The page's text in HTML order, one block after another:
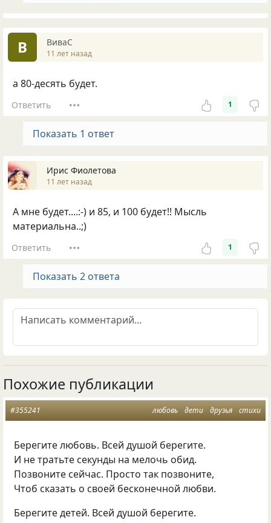
В ВиваС
11 лет назад
а 80-десять будет.
Ответить 1
Показать 1 ответ
Ирис Фиолетова
11 лет назад
А мне будет....:-) и 85, и 100 будет!! Мысль
материальна..;)
Ответить 1
Показать 2 ответа
Похожие публикации
любовь дети друзья стихи
#355241
Берегите любовь. Всей душой берегите.
И не тратьте секунды на мелочь обид.
Позвоните сейчас. Просто так позвоните,
Чтоб сказать о своей бесконечной любви.
Берегите детей. Всей душой берегите.